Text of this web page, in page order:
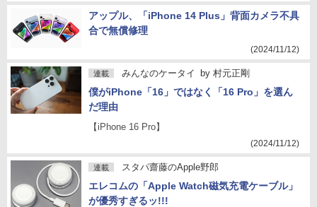
アップル、「iPhone 14 Plus」背面カメラ不具
合で無償修理
(2024/11/12)
連載 みんなのケータイ by 村元正剛
僕がiPhone「16」ではなく「16 Pro」を選ん
だ理由
【iPhone 16 Pro】
(2024/11/12)
連載 スタパ齋藤のApple野郎
エレコムの「Apple Watch磁気充電ケーブル」
が優秀すぎるッ!!!